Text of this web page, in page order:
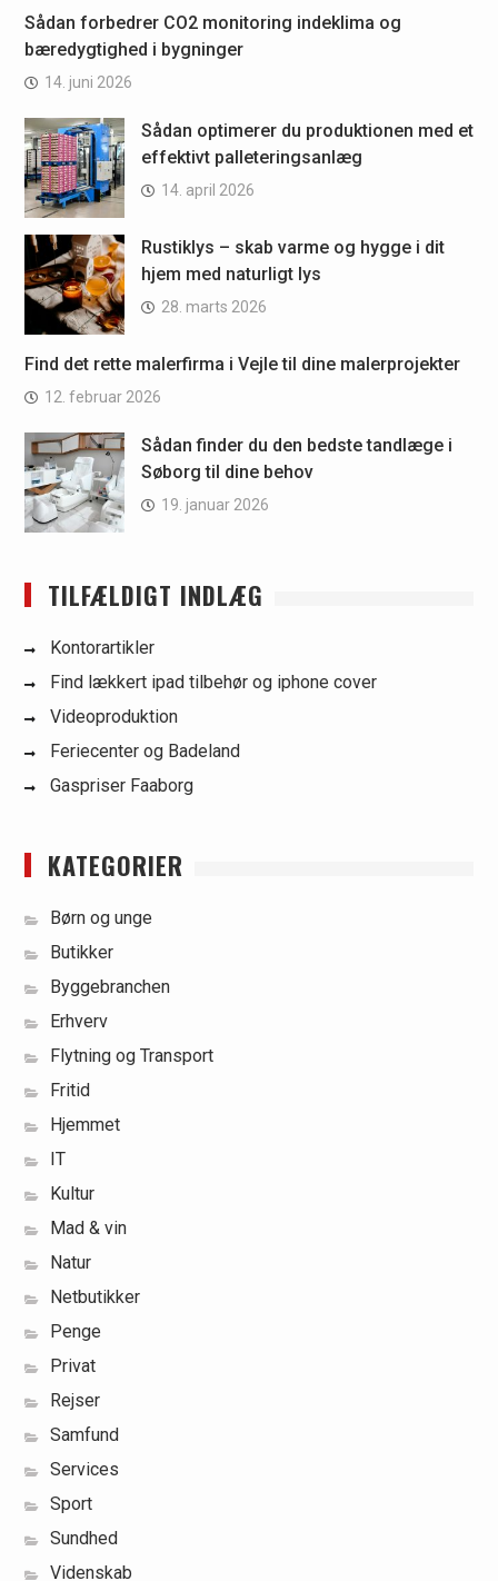
Sådan forbedrer CO2 monitoring indeklima og
bæredygtighed i bygninger
14. juni 2026
Sådan optimerer du produktionen med et
effektivt palleteringsanlæg
14. april 2026
Rustiklys – skab varme og hygge i dit
hjem med naturligt lys
28. marts 2026
Find det rette malerfirma i Vejle til dine malerprojekter
12. februar 2026
Sådan finder du den bedste tandlæge i
Søborg til dine behov
19. januar 2026
TILFÆLDIGT INDLÆG
Kontorartikler
Find lækkert ipad tilbehør og iphone cover
Videoproduktion
Feriecenter og Badeland
Gaspriser Faaborg
KATEGORIER
Børn og unge
Butikker
Byggebranchen
Erhverv
Flytning og Transport
Fritid
Hjemmet
IT
Kultur
Mad & vin
Natur
Netbutikker
Penge
Privat
Rejser
Samfund
Services
Sport
Sundhed
Videnskab